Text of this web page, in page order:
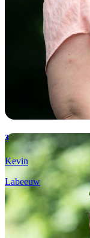
3
Kevin
Labeeuw